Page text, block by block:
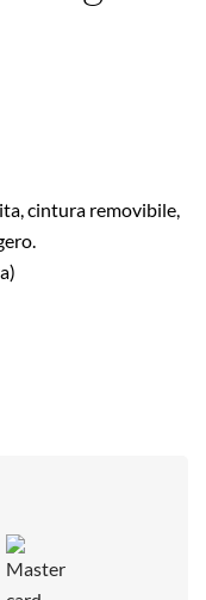
cintura removibile,